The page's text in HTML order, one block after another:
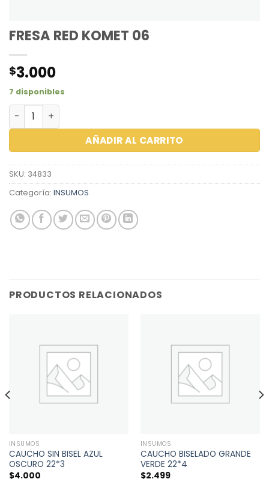
FRESA RED KOMET 06
$3.000
7 disponibles
FRESA RED KOMET 06 cantidad
AÑADIR AL CARRITO
SKU: 34833
Categoría: INSUMOS
PRODUCTOS RELACIONADOS
INSUMOS
CAUCHO SIN BISEL AZUL
OSCURO 22*3
$4.000
INSUMOS
CAUCHO BISELADO GRANDE
VERDE 22*4
$2.499